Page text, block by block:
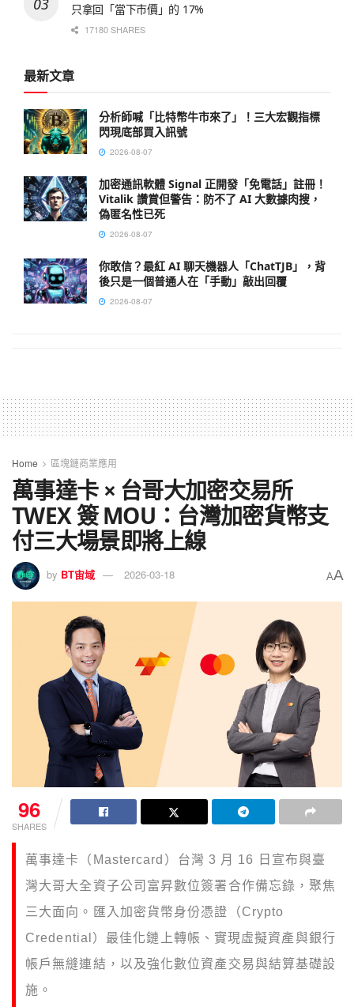
只拿回「當下市價」的 17%
17180 SHARES
最新文章
分析師喊「比特幣牛市來了」！三大宏觀指標
閃現底部買入訊號
2026-08-07
加密通訊軟體 Signal 正開發「免電話」註冊！
Vitalik 讚賞但警告：防不了 AI 大數據肉搜，
偽匿名性已死
2026-08-07
你敢信？最紅 AI 聊天機器人「ChatTJB」，背
後只是一個普通人在「手動」敲出回覆
2026-08-07
Home 區塊鏈商業應用
萬事達卡 × 台哥大加密交易所
TWEX 簽 MOU：台灣加密貨幣支
付三大場景即將上線
by BT宙域 2026-03-18 AA
96
SHARES
萬事達卡（Mastercard）台灣 3 月 16 日宣布與臺
灣大哥大全資子公司富昇數位簽署合作備忘錄，聚焦
三大面向。匯入加密貨幣身份憑證（Crypto
Credential）最佳化鏈上轉帳、實現虛擬資產與銀行
帳戶無縫連結，以及強化數位資產交易與結算基礎設
施。